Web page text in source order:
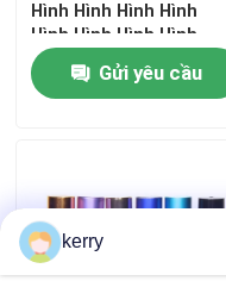
Hình Hình Hình Hình
Hình Hình Hình Hình
Gửi yêu cầu
kerry